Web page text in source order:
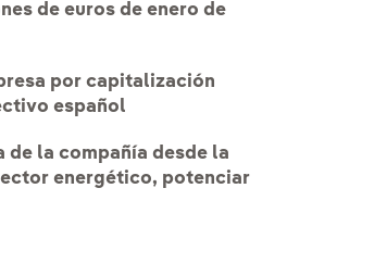
de euros de enero de
por capitalización
español
la compañía desde la
energético, potenciar